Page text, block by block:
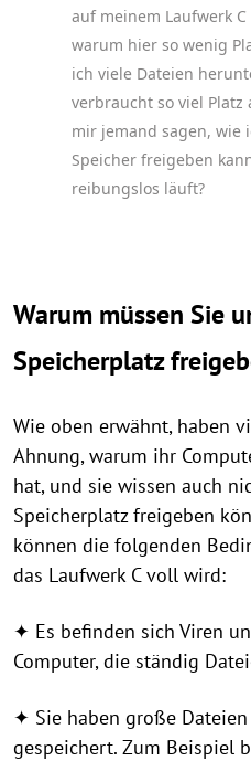
auf meinem Laufwerk
warum hier so wenig
ich viele Dateien
verbraucht so viel Platz
mir jemand sagen, wie
Speicher freigeben
reibungslos läuft?
Warum müssen Sie
Speicherplatz
Wie oben erwähnt, haben
Ahnung, warum ihr
hat, und sie wissen auch
Speicherplatz freigeben
können die folgenden
das Laufwerk C voll wird:
✦ Es befinden sich Viren
Computer, die ständig
✦ Sie haben große
gespeichert. Zum Beispiel